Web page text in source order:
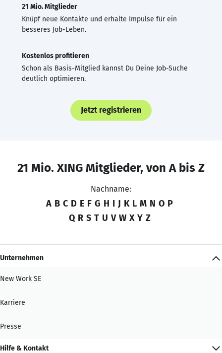
21 Mio. Mitglieder
Knüpf neue Kontakte und erhalte Impulse für ein
besseres Job-Leben.
Kostenlos profitieren
Schon als Basis-Mitglied kannst Du Deine Job-Suche
deutlich optimieren.
Jetzt registrieren
21 Mio. XING Mitglieder, von A bis Z
Nachname:
A B C D E F G H I J K L M N O P
Q R S T U V W X Y Z
Unternehmen
New Work SE
Karriere
Presse
Hilfe & Kontakt